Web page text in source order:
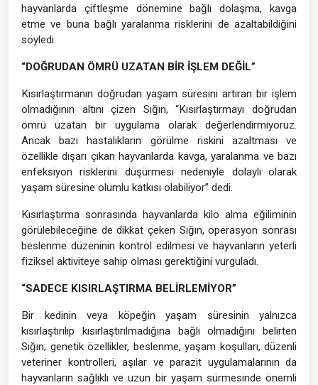
hayvanlarda çiftleşme dönemine bağlı dolaşma, kavga
etme ve buna bağlı yaralanma risklerini de azaltabildiğini
söyledi.
“DOĞRUDAN ÖMRÜ UZATAN BİR İŞLEM DEĞİL”
Kısırlaştırmanın doğrudan yaşam süresini artıran bir işlem
olmadığının altını çizen Sığın, “Kısırlaştırmayı doğrudan
ömrü uzatan bir uygulama olarak değerlendirmiyoruz.
Ancak bazı hastalıkların görülme riskini azaltması ve
özellikle dışarı çıkan hayvanlarda kavga, yaralanma ve bazı
enfeksiyon risklerini düşürmesi nedeniyle dolaylı olarak
yaşam süresine olumlu katkısı olabiliyor” dedi.
Kısırlaştırma sonrasında hayvanlarda kilo alma eğiliminin
görülebileceğine de dikkat çeken Sığın, operasyon sonrası
beslenme düzeninin kontrol edilmesi ve hayvanların yeterli
fiziksel aktiviteye sahip olması gerektiğini vurguladı.
“SADECE KISIRLAŞTIRMA BELİRLEMİYOR”
Bir kedinin veya köpeğin yaşam süresinin yalnızca
kısırlaştırılıp kısırlaştırılmadığına bağlı olmadığını belirten
Sığın; genetik özellikler, beslenme, yaşam koşulları, düzenli
veteriner kontrolleri, aşılar ve parazit uygulamalarının da
hayvanların sağlıklı ve uzun bir yaşam sürmesinde önemli